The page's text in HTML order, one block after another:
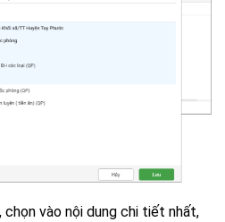
vào nội dung chi tiết nhất,